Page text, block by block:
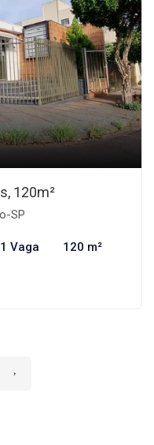
120m²
SP
1 Vaga 120 m²
›